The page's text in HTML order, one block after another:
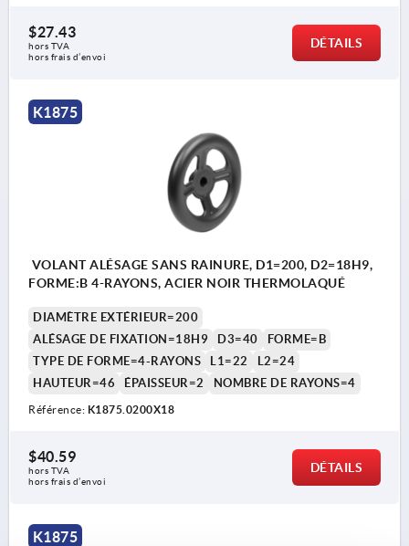
$27.43
hors TVA
hors frais d’envoi
DÉTAILS
K1875
VOLANT ALÉSAGE SANS RAINURE, D1=200, D2=18H9,
FORME:B 4-RAYONS, ACIER NOIR THERMOLAQUÉ
DIAMÈTRE EXTÉRIEUR=200
ALÉSAGE DE FIXATION=18H9
D3=40
FORME=B
TYPE DE FORME=4-RAYONS
L1=22
L2=24
HAUTEUR=46
ÉPAISSEUR=2 NOMBRE DE RAYONS=4
Référence: K1875.0200X18
$40.59
hors TVA
hors frais d’envoi
DÉTAILS
K1875